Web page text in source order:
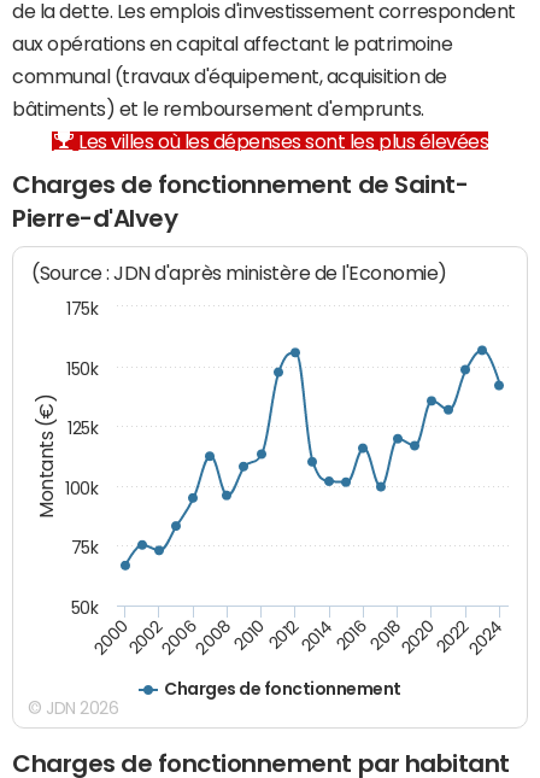
de la dette. Les emplois d'investissement correspondent
aux opérations en capital affectant le patrimoine
communal (travaux d'équipement, acquisition de
bâtiments) et le remboursement d'emprunts.
Les villes où les dépenses sont les plus élevées
Charges de fonctionnement de Saint-
Pierre-d'Alvey
Montants (€)
(Source : JDN d'après ministère de l'Economie)
Charges de fonctionnement
200020022006200820102012201420162018202020222024
50k
75k
100k
125k
150k
175k
© JDN 2026
Charges de fonctionnement par habitant